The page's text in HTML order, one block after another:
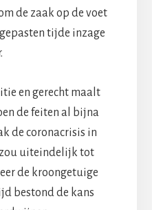
de zaak op de voet
tijde inzage
en gerecht maalt
de feiten al bijna
de coronacrisis in
uiteindelijk tot
de kroongetuige
bestond de kans